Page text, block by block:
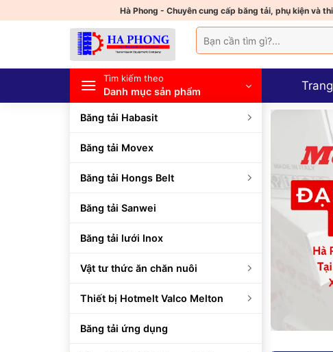
qua
Hà Phong - Chuyên cung cấp băng tải, phụ kiện và
kiếm:
Tìm kiếm theo
Danh mục sản phẩm
Băng tải Habasit
Băng tải Movex
Băng tải Hongs Belt
Băng tải Sanwei
Băng tải lưới Inox
Vật tư thức ăn chăn nuôi
Thiết bị Hotmelt Valco Melton
Băng tải ứng dụng